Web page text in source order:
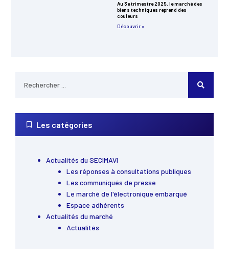
Au 3e trimestre 2025, le marché des
biens techniques reprend des
couleurs
Découvrir »
Les catégories
Actualités du SECIMAVI
Les réponses à consultations publiques
Les communiqués de presse
Le marché de l'électronique embarqué
Espace adhérents
Actualités du marché
Actualités